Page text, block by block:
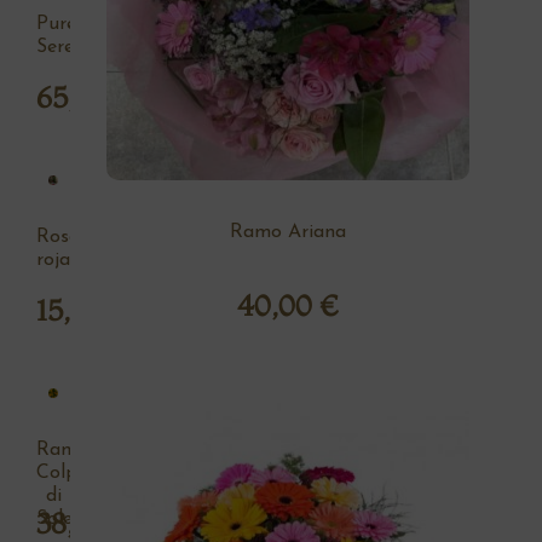
Ramo Ariana
40,00 €
Pureza
Serena
65,00
Rosa
roja
15,00
Ramo
Colpo
di
Sole
38,00